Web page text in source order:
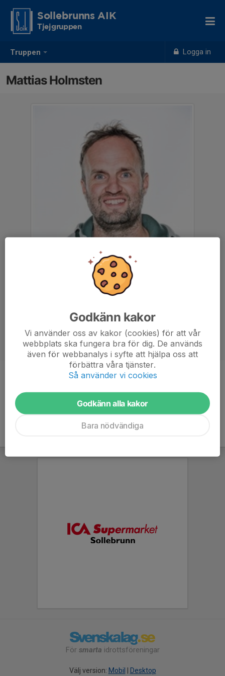
Truppen Logga in
Sollebrunns AIK
Tjejgruppen
Mattias Holmsten
Tränare
För smarta idrottsföreningar
Välj version: Mobil | Desktop
Godkänn kakor
Vi använder oss av kakor (cookies) för att vår
webbplats ska fungera bra för dig. De används
även för webbanalys i syfte att hjälpa oss att
förbättra våra tjänster.
Så använder vi cookies
Godkänn alla kakor
Bara nödvändiga